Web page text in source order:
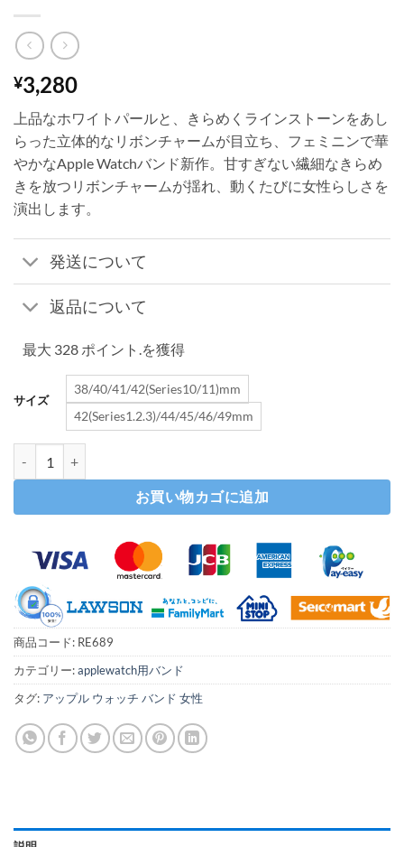
¥3,280
上品なホワイトパールと、きらめくラインストーンをあし
らった立体的なリボンチャームが目立ち、フェミニンで華
やかなApple Watchバンド新作。甘すぎない繊細なきらめ
きを放つリボンチャームが揺れ、動くたびに女性らしさを
演出します。
発送について
返品について
最大 328 ポイント.を獲得
サイズ
38/40/41/42(Series10/11)mm
42(Series1.2.3)/44/45/46/49mm
お買い物カゴに追加
商品コード: RE689
カテゴリー:applewatch用バンド
タグ: アップル ウォッチ バンド 女性